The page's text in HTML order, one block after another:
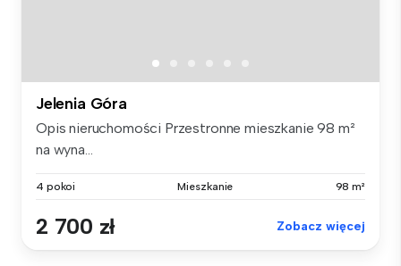
Jelenia Góra
Opis nieruchomości Przestronne mieszkanie 98 m²
na wyna...
4 pokoi Mieszkanie 98 m²
2 700 zł Zobacz więcej